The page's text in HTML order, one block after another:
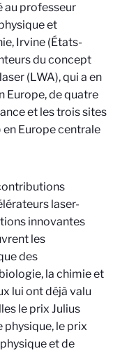
au professeur
et
Irvine (États-
du concept
(LWA), qui a en
Europe, de quatre
et les trois sites
en Europe centrale
laser-
innovantes
les
des
la chimie et
lui ont déjà valu
le prix Julius
physique, le prix
et de